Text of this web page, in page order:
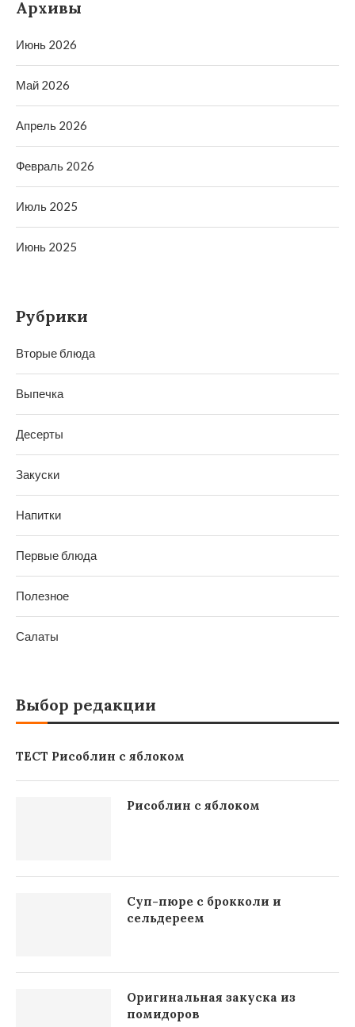
Архивы
Июнь 2026
Май 2026
Апрель 2026
Февраль 2026
Июль 2025
Июнь 2025
Рубрики
Вторые блюда
Выпечка
Десерты
Закуски
Напитки
Первые блюда
Полезное
Салаты
Выбор редакции
ТЕСТ Рисоблин с яблоком
Рисоблин с яблоком
Суп-пюре с брокколи и
сельдереем
Оригинальная закуска из
помидоров